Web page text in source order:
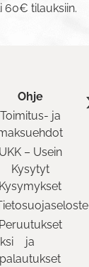
60€ tilauksiin.
Ohje
Toimitus- ja
UKK – Usein
Kysytyt
Kysymykset
Peruutukset
ja
palautukset